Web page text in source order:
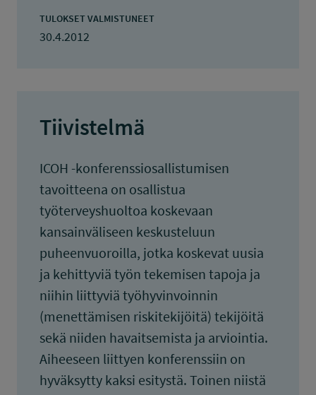
TULOKSET VALMISTUNEET
30.4.2012
Tiivistelmä
ICOH -konferenssiosallistumisen
tavoitteena on osallistua
työterveyshuoltoa koskevaan
kansainväliseen keskusteluun
puheenvuoroilla, jotka koskevat uusia
ja kehittyviä työn tekemisen tapoja ja
niihin liittyviä työhyvinvoinnin
(menettämisen riskitekijöitä) tekijöitä
sekä niiden havaitsemista ja arviointia.
Aiheeseen liittyen konferenssiin on
hyväksytty kaksi esitystä. Toinen niistä